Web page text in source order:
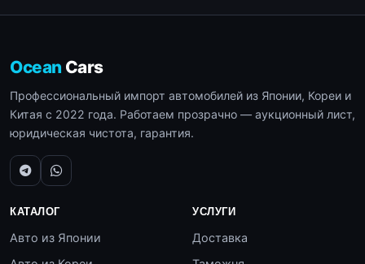
Ocean Cars
Профессиональный импорт автомобилей из Японии, Кореи и
Китая с 2022 года. Работаем прозрачно — аукционный лист,
юридическая чистота, гарантия.
КАТАЛОГ
Авто из Японии
УСЛУГИ
Доставка